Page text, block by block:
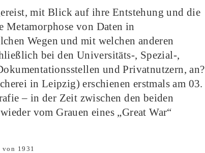
mit Blick auf ihre Entstehung und die
von Daten in
Wegen und mit welchen anderen
bei den Universitäts-, Spezial-,
und Privatnutzern, an?
in Leipzig) erschienen erstmals am 03.
– in der Zeit zwischen den beiden
vom Grauen eines „Great War“